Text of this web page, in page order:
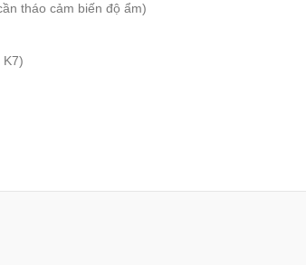
tháo cảm biến độ ẩm)
K7)